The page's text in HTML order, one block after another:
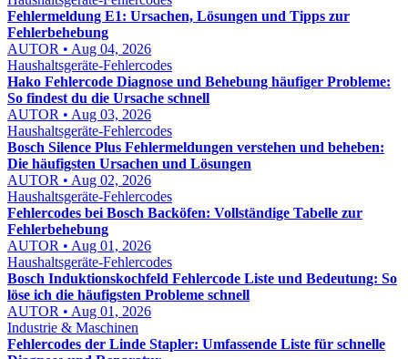
Fehlermeldung E1: Ursachen, Lösungen und Tipps zur
Fehlerbehebung
AUTOR • Aug 04, 2026
Haushaltsgeräte-Fehlercodes
Hako Fehlercode Diagnose und Behebung häufiger Probleme:
So findest du die Ursache schnell
AUTOR • Aug 03, 2026
Haushaltsgeräte-Fehlercodes
Bosch Silence Plus Fehlermeldungen verstehen und beheben:
Die häufigsten Ursachen und Lösungen
AUTOR • Aug 02, 2026
Haushaltsgeräte-Fehlercodes
Fehlercodes bei Bosch Backöfen: Vollständige Tabelle zur
Fehlerbehebung
AUTOR • Aug 01, 2026
Haushaltsgeräte-Fehlercodes
Bosch Induktionskochfeld Fehlercode Liste und Bedeutung: So
löse ich die häufigsten Probleme schnell
AUTOR • Aug 01, 2026
Industrie & Maschinen
Fehlercodes der Linde Stapler: Umfassende Liste für schnelle